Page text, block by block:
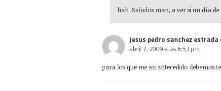
hah .Saludos man, a ver si un día de
jesus pedro sanchez estrada
abril 7, 2009 a las 6:53 pm
para los que me an antecedido debemos